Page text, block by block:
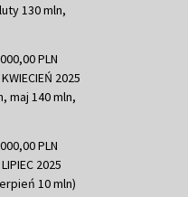
130 mln,
PLN
2025
maj 140 mln,
PLN
2025
10 mln)